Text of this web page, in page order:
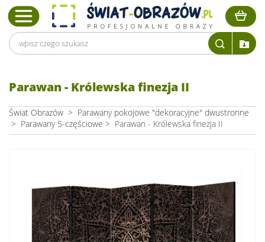
Parawan - Królewska finezja II
Świat Obrazów > Parawany pokojowe "dekoracyjne" dwustronne
> Parawany 5-częściowe > Parawan - Królewska finezja II